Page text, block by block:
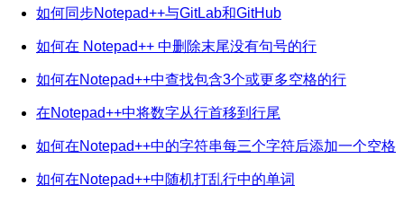
如何同步Notepad++与GitLab和GitHub
如何在 Notepad++ 中删除末尾没有句号的行
如何在Notepad++中查找包含3个或更多空格的行
在Notepad++中将数字从行首移到行尾
如何在Notepad++中的字符串每三个字符后添加一个空格
如何在Notepad++中随机打乱行中的单词